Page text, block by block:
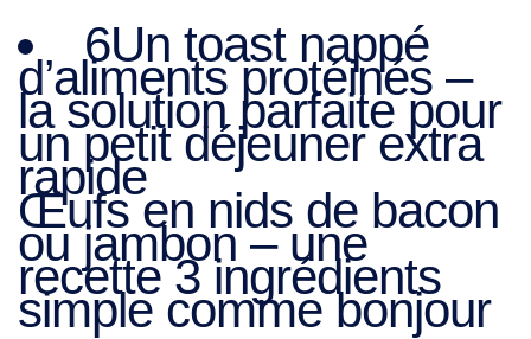
6Un toast nappé
d’aliments protéinés –
la solution parfaite pour
un petit déjeuner extra
rapide
Œufs en nids de bacon
ou jambon – une
recette 3 ingrédients
simple comme bonjour